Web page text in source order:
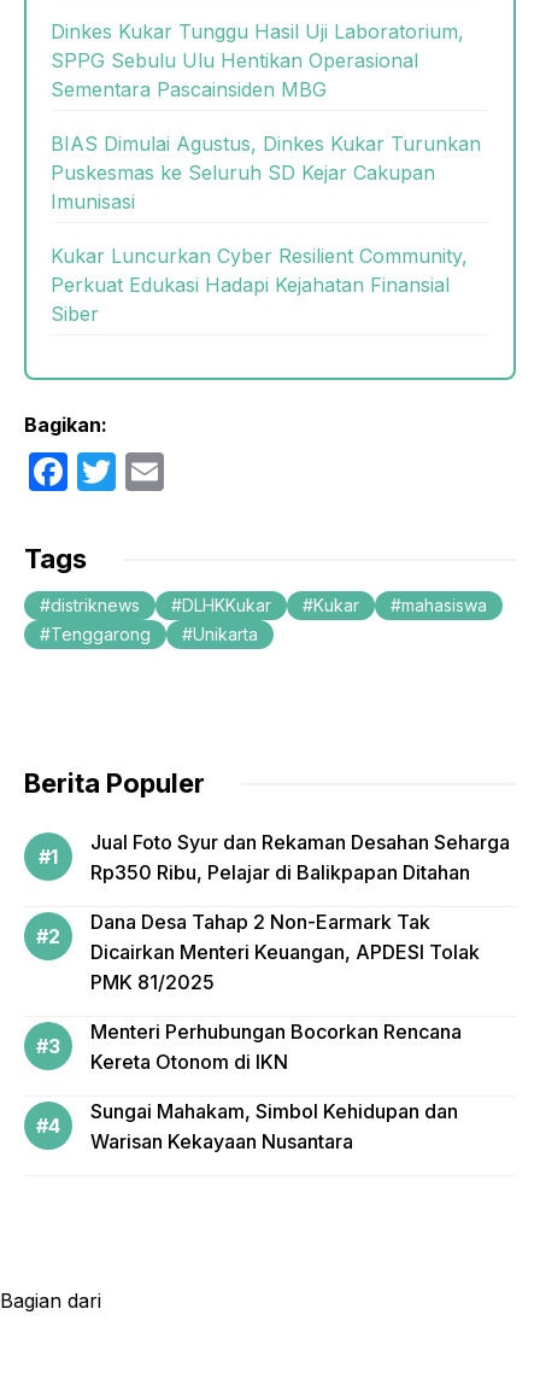
Dinkes Kukar Tunggu Hasil Uji Laboratorium,
SPPG Sebulu Ulu Hentikan Operasional
Sementara Pascainsiden MBG
BIAS Dimulai Agustus, Dinkes Kukar Turunkan
Puskesmas ke Seluruh SD Kejar Cakupan
Imunisasi
Kukar Luncurkan Cyber Resilient Community,
Perkuat Edukasi Hadapi Kejahatan Finansial
Siber
Bagikan:
F
c
e
b
o
T
er
Tags
distriknews DLHKKukar Kukar
mahasiswa
Tenggarong
Unikarta
Berita Populer
Jual Foto Syur dan Rekaman Desahan Seharga
Rp350 Ribu, Pelajar di Balikpapan Ditahan
Dana Desa Tahap 2 Non-Earmark Tak
Dicairkan Menteri Keuangan, APDESI Tolak
PMK 81/2025
Menteri Perhubungan Bocorkan Rencana
Kereta Otonom di IKN
Sungai Mahakam, Simbol Kehidupan dan
Warisan Kekayaan Nusantara
Bagian dari